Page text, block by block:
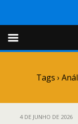
Tags ›
4 DE JUNHO DE 2026